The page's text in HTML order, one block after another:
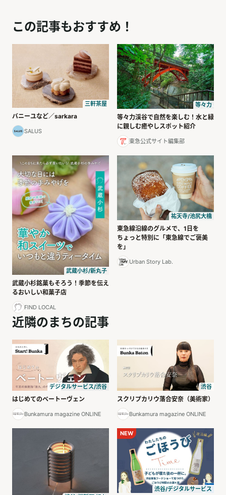
この記事もおすすめ！
三軒茶屋
バニーユなど／sarkara
SALUS
等々力
等々力渓谷で自然を楽しむ！水と緑
に親しむ癒やしスポット紹介
東急公式サイト編集部
武蔵小杉/新丸子
武蔵小杉銘菓もそろう！季節を伝え
るおいしい和菓子店
FIND LOCAL
祐天寺/池尻大橋
東急線沿線のグルメで、1日を
ちょっと特別に「東急線でご褒美
を」
Urban Story Lab.
近隣のまちの記事
デジタルサービス/渋谷
はじめてのベートーヴェン
Bunkamura magazine ONLINE
渋谷
スクリプカリウ落合安奈（美術家）
Bunkamura magazine ONLINE
NEW
渋谷/デジタルサービス